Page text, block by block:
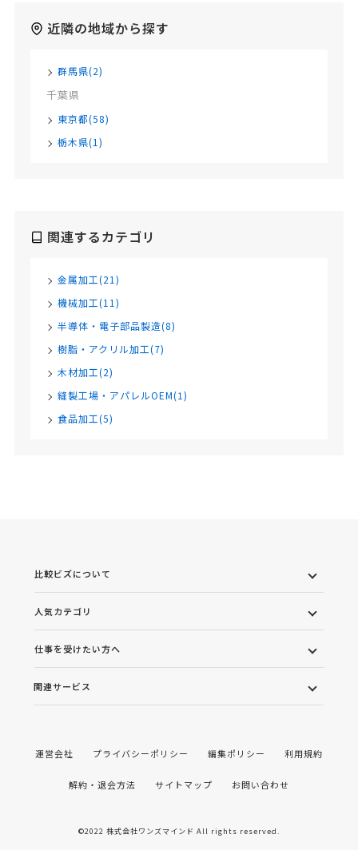
近隣の地域から探す
群馬県(2)
千葉県
東京都(58)
栃木県(1)
関連するカテゴリ
金属加工(21)
機械加工(11)
半導体・電子部品製造(8)
樹脂・アクリル加工(7)
木材加工(2)
縫製工場・アパレルOEM(1)
食品加工(5)
比較ビズについて
人気カテゴリ
仕事を受けたい方へ
関連サービス
運営会社 プライバシーポリシー 編集ポリシー 利用規約
解約・退会方法 サイトマップ お問い合わせ
©2022 株式会社ワンズマインド All rights reserved.